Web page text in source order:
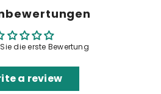
die erste Bewertung
a review